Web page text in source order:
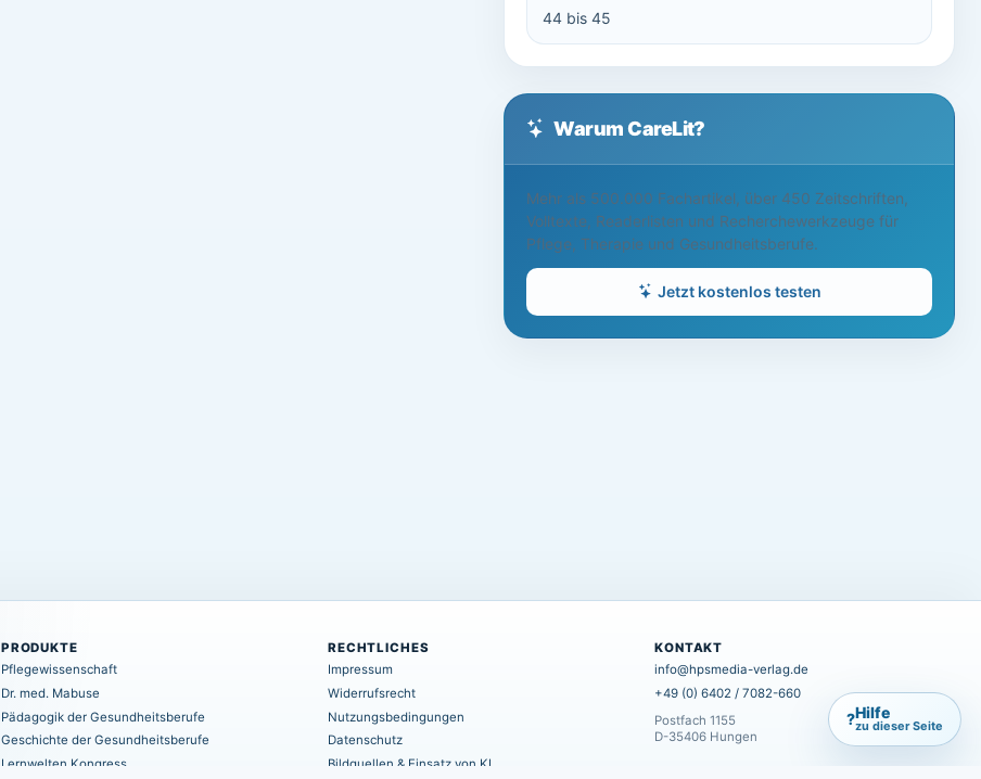
44 bis 45
Warum CareLit?
Mehr als 500.000 Fachartikel, über 450 Zeitschriften,
Volltexte, Readerlisten und Recherchewerkzeuge für
Pflege, Therapie und Gesundheitsberufe.
Jetzt kostenlos testen
PRODUKTE
Pflegewissenschaft
Dr. med. Mabuse
Pädagogik der Gesundheitsberufe
Geschichte der Gesundheitsberufe
Lernwelten Kongress
RECHTLICHES
Impressum
Widerrufsrecht
Nutzungsbedingungen
Datenschutz
Bildquellen & Einsatz von KI
KONTAKT
info@hpsmedia-verlag.de
+49 (0) 6402 / 7082-660
Postfach 1155
D-35406 Hungen
?Hilfe
zu dieser Seite